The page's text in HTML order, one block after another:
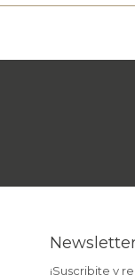
¡Suscribite y